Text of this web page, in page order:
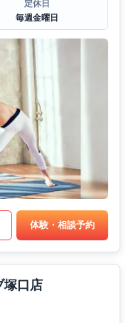
定休日
毎週金曜日
体験・相談予約
塚口店